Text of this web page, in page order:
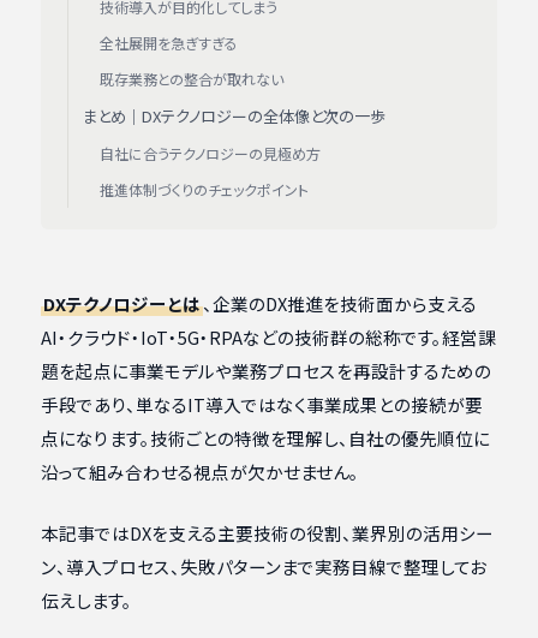
DXテクノロジーとは、企業のDX推進を技術面から支える
AI・クラウド・IoT・5G・RPAなどの技術群の総称です。経営課
題を起点に事業モデルや業務プロセスを再設計するための
手段であり、単なるIT導入ではなく事業成果との接続が要
点になります。技術ごとの特徴を理解し、自社の優先順位に
沿って組み合わせる視点が欠かせません。
本記事ではDXを支える主要技術の役割、業界別の活用シー
ン、導入プロセス、失敗パターンまで実務目線で整理してお
伝えします。
技術導入が目的化してしまう
全社展開を急ぎすぎる
既存業務との整合が取れない
まとめ｜DXテクノロジーの全体像と次の一歩
自社に合うテクノロジーの見極め方
推進体制づくりのチェックポイント